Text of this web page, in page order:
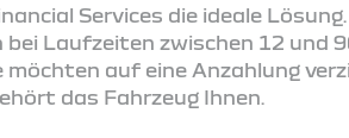
Services die ideale
Laufzeiten zwischen 12 und
auf eine Anzahlung
das Fahrzeug Ihnen.